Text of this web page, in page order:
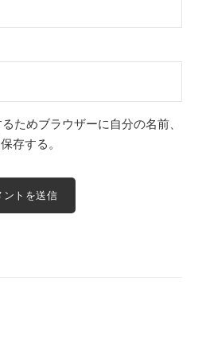
ためブラウザーに自分の名前、
存する。